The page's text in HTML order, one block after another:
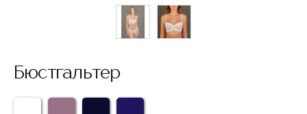
Бюстгальтер